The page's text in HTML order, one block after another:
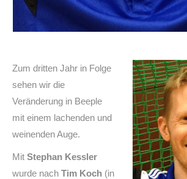
Zum dritten Jahr in Folge
sehen wir die
Veränderung in Beeple
mit einem lachenden und
weinenden Auge.
Mit Stephan Kessler
wurde nach Tim Koch (in